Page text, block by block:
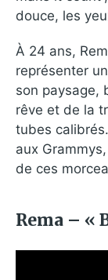
douce, les
À 24 ans,
représenter
son paysage,
rêve et de la
tubes
aux
de ces
Rema – «